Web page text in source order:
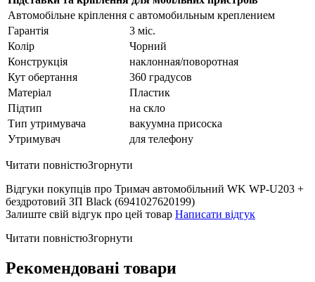
Автомобільне кріплення с автомобильным креплением
Гарантія
3 міс.
Колір
Чорний
Конструкція
наклонная/поворотная
Кут обертання
360 градусов
Матеріал
Пластик
Підтип
на скло
Тип утримувача
вакуумна присоска
Утримувач
для телефону
Читати повністюЗгорнути
Відгуки покупців про Тримач автомобільний WK WP-U203 +
бездротовий ЗП Black (6941027620199)
Залиште свій відгук про цей товар Написати відгук
Читати повністюЗгорнути
Рекомендовані товари